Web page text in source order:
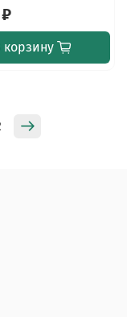
корзину